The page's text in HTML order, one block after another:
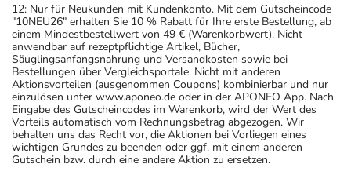
12: Nur für Neukunden mit Kundenkonto. Mit dem Gutscheincode
"10NEU26" erhalten Sie 10 % Rabatt für Ihre erste Bestellung, ab
einem Mindestbestellwert von 49 € (Warenkorbwert). Nicht
anwendbar auf rezeptpflichtige Artikel, Bücher,
Säuglingsanfangsnahrung und Versandkosten sowie bei
Bestellungen über Vergleichsportale. Nicht mit anderen
Aktionsvorteilen (ausgenommen Coupons) kombinierbar und nur
einzulösen unter www.aponeo.de oder in der APONEO App. Nach
Eingabe des Gutscheincodes im Warenkorb, wird der Wert des
Vorteils automatisch vom Rechnungsbetrag abgezogen. Wir
behalten uns das Recht vor, die Aktionen bei Vorliegen eines
wichtigen Grundes zu beenden oder ggf. mit einem anderen
Gutschein bzw. durch eine andere Aktion zu ersetzen.